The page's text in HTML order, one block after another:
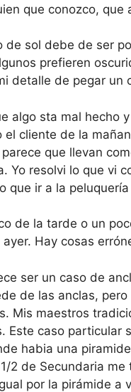
que conozco, que
de sol debe de ser
prefieren
detalle de pegar un
algo sta mal hecho
el cliente de la
que llevan
Yo resolvi lo que vi
que ir a la
de la tarde o un
ayer. Hay cosas
ser un caso de
de las anclas,
Mis maestros
Este caso particular
habia una
2 de Secundaria
por la pirámide a